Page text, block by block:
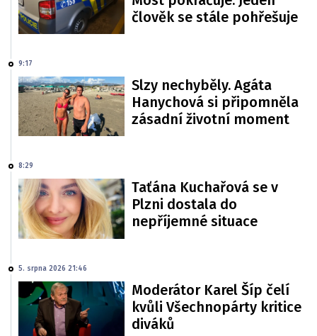
člověk se stále pohřešuje
9:17
Slzy nechyběly. Agáta
Hanychová si připomněla
zásadní životní moment
8:29
Taťána Kuchařová se v
Plzni dostala do
nepříjemné situace
5. srpna 2026 21:46
Moderátor Karel Šíp čelí
kvůli Všechnopárty kritice
diváků